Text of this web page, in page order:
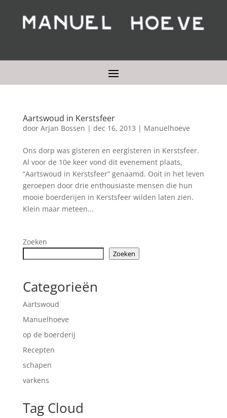
Aartswoud in Kerstsfeer
door Arjan Bossen | dec 16, 2013 | Manuelhoeve
Ons dorp was gisteren en eergisteren in Kerstsfeer.
Al voor de 10e keer vond dit evenement plaats,
“Aartswoud in Kerstsfeer” genaamd. Ooit in het leven
geroepen door drie enthousiaste mensen die hun
mooie boerderijen in Kerstsfeer wilden laten zien.
Klein maar meteen...
Zoeken
Zoeken
Categorieën
Aartswoud
Manuelhoeve
op de boerderij
Recepten
schapen
varkens
Tag Cloud